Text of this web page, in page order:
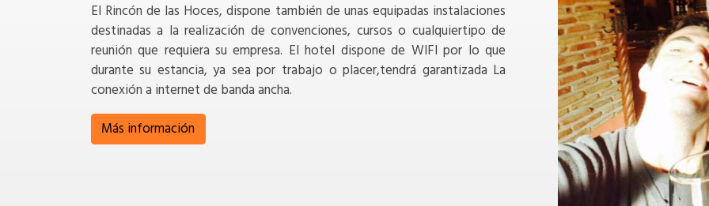
El Rincón de las Hoces, dispone también de unas equipadas instalaciones
destinadas a la realización de convenciones, cursos o cualquiertipo de
reunión que requiera su empresa. El hotel dispone de WIFI por lo que
durante su estancia, ya sea por trabajo o placer,tendrá garantizada La
conexión a internet de banda ancha.
Más información